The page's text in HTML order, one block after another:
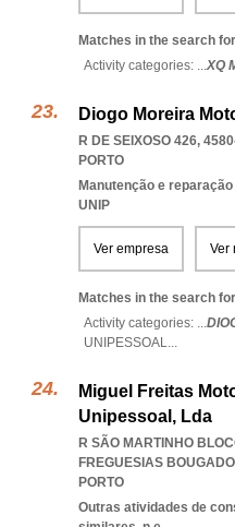
Matches in the search
Activity categories: ...XQ
Diogo Moreira
R DE SEIXOSO 426,
PORTO
Manutenção e
UNIP
Ver empresa Ver
Matches in the search
Activity categories: ...
UNIPESSOAL...
Miguel Freitas
Unipessoal, Lda
R SÃO MARTINHO
FREGUESIAS
PORTO
Outras atividades de